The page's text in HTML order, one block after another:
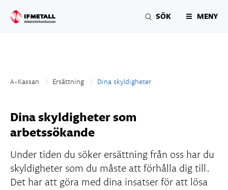
SÖK MENY
A-Kassan Ersättning Aktuell sida:
Dina skyldigheter
Dina skyldigheter som
arbetssökande
Under tiden du söker ersättning från oss har du
skyldigheter som du måste att förhålla dig till.
Det har att göra med dina insatser för att lösa